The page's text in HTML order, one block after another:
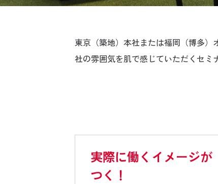
東京（築地）本社または福岡（博多）
社の雰囲気を肌で感じていただくセ
実際に働くイメージが
つく！